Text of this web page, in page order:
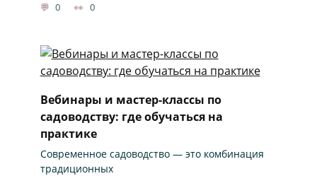
0 0
Вебинары и мастер-классы по
садоводству: где обучаться на
практике
Современное садоводство — это комбинация
традиционных